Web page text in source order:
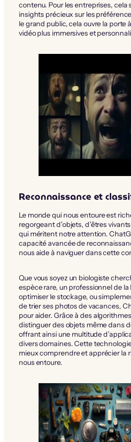
contenu. Pour les entreprises, cela
insights précieux sur les
le grand public, cela ouvre la porte
vidéo plus immersives et
Reconnaissance et
Le monde qui nous entoure est
regorgeant d’objets, d’êtres
qui méritent notre attention.
capacité avancée de
nous aide à naviguer dans cette
Que vous soyez un biologiste
espèce rare, un professionnel de
optimiser le stockage, ou
de trier ses photos de vacances,
pour aider. Grâce à des
distinguer des objets même dans
offrant ainsi une multitude
divers domaines. Cette
mieux comprendre et apprécier la
nous entoure.